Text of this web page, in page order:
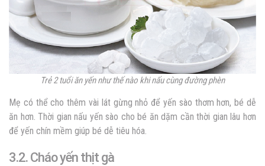
Trẻ 2 tuổi ăn yến như thế nào khi nấu cùng đường phèn
Mẹ có thể cho thêm vài lát gừng nhỏ để yến sào thơm hơn, bé dễ
ăn hơn. Thời gian nấu yến sào cho bé ăn dặm cần thời gian lâu hơn
để yến chín mềm giúp bé dễ tiêu hóa.
3.2. Cháo yến thịt gà